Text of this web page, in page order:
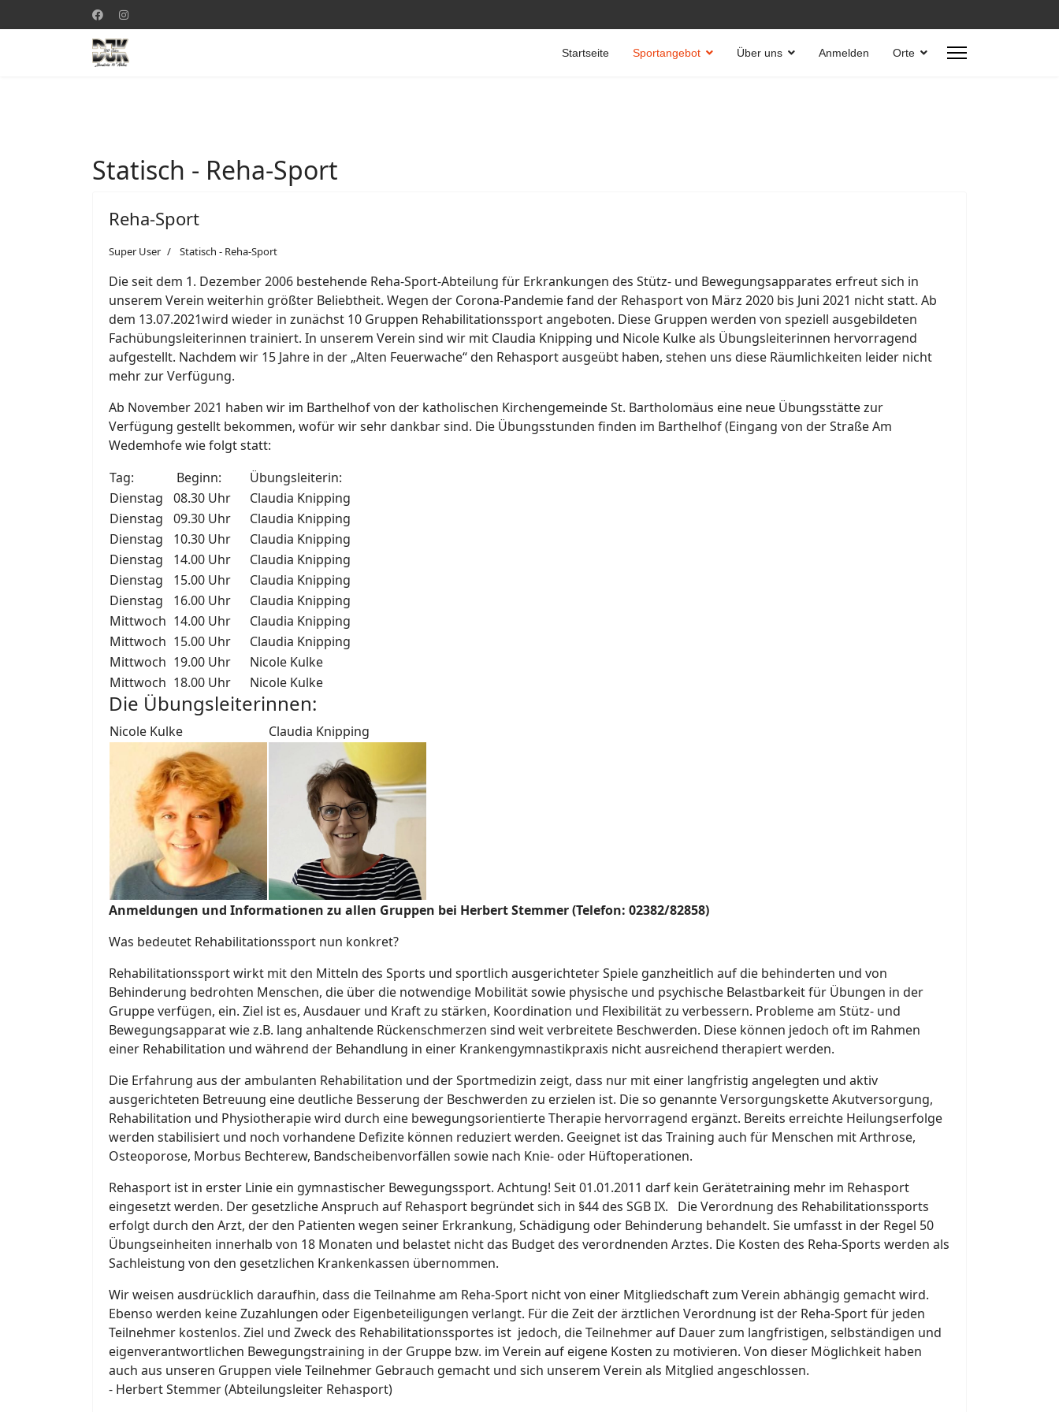
Startseite Sportangebot Über uns Anmelden Orte
Statisch - Reha-Sport
Reha-Sport
Super User Statisch - Reha-Sport
Die seit dem 1. Dezember 2006 bestehende Reha-Sport-Abteilung für Erkrankungen des Stütz- und Bewegungsapparates erfreut sich in
unserem Verein weiterhin größter Beliebtheit. Wegen der Corona-Pandemie fand der Rehasport von März 2020 bis Juni 2021 nicht statt. Ab
dem 13.07.2021wird wieder in zunächst 10 Gruppen Rehabilitationssport angeboten. Diese Gruppen werden von speziell ausgebildeten
Fachübungsleiterinnen trainiert. In unserem Verein sind wir mit Claudia Knipping und Nicole Kulke als Übungsleiterinnen hervorragend
aufgestellt. Nachdem wir 15 Jahre in der „Alten Feuerwache“ den Rehasport ausgeübt haben, stehen uns diese Räumlichkeiten leider nicht
mehr zur Verfügung.
Ab November 2021 haben wir im Barthelhof von der katholischen Kirchengemeinde St. Bartholomäus eine neue Übungsstätte zur
Verfügung gestellt bekommen, wofür wir sehr dankbar sind. Die Übungsstunden finden im Barthelhof (Eingang von der Straße Am
Wedemhofe wie folgt statt:
Tag:
Beginn:
Übungsleiterin:
Dienstag
08.30 Uhr
Claudia Knipping
Dienstag
09.30 Uhr
Claudia Knipping
Dienstag
10.30 Uhr
Claudia Knipping
Dienstag
14.00 Uhr
Claudia Knipping
Dienstag
15.00 Uhr
Claudia Knipping
Dienstag
16.00 Uhr
Claudia Knipping
Mittwoch 14.00 Uhr
Claudia Knipping
Mittwoch 15.00 Uhr
Claudia Knipping
Mittwoch 19.00 Uhr
Nicole Kulke
Mittwoch 18.00 Uhr Nicole Kulke
Die Übungsleiterinnen:
Nicole Kulke Claudia Knipping
Anmeldungen und Informationen zu allen Gruppen bei Herbert Stemmer (Telefon: 02382/82858)
Was bedeutet Rehabilitationssport nun konkret?
Rehabilitationssport wirkt mit den Mitteln des Sports und sportlich ausgerichteter Spiele ganzheitlich auf die behinderten und von
Behinderung bedrohten Menschen, die über die notwendige Mobilität sowie physische und psychische Belastbarkeit für Übungen in der
Gruppe verfügen, ein. Ziel ist es, Ausdauer und Kraft zu stärken, Koordination und Flexibilität zu verbessern. Probleme am Stütz- und
Bewegungsapparat wie z.B. lang anhaltende Rückenschmerzen sind weit verbreitete Beschwerden. Diese können jedoch oft im Rahmen
einer Rehabilitation und während der Behandlung in einer Krankengymnastikpraxis nicht ausreichend therapiert werden.
Die Erfahrung aus der ambulanten Rehabilitation und der Sportmedizin zeigt, dass nur mit einer langfristig angelegten und aktiv
ausgerichteten Betreuung eine deutliche Besserung der Beschwerden zu erzielen ist. Die so genannte Versorgungskette Akutversorgung,
Rehabilitation und Physiotherapie wird durch eine bewegungsorientierte Therapie hervorragend ergänzt. Bereits erreichte Heilungserfolge
werden stabilisiert und noch vorhandene Defizite können reduziert werden. Geeignet ist das Training auch für Menschen mit Arthrose,
Osteoporose, Morbus Bechterew, Bandscheibenvorfällen sowie nach Knie- oder Hüftoperationen.
Rehasport ist in erster Linie ein gymnastischer Bewegungssport. Achtung! Seit 01.01.2011 darf kein Gerätetraining mehr im Rehasport
eingesetzt werden. Der gesetzliche Anspruch auf Rehasport begründet sich in §44 des SGB IX. Die Verordnung des Rehabilitationssports
erfolgt durch den Arzt, der den Patienten wegen seiner Erkrankung, Schädigung oder Behinderung behandelt. Sie umfasst in der Regel 50
Übungseinheiten innerhalb von 18 Monaten und belastet nicht das Budget des verordnenden Arztes. Die Kosten des Reha-Sports werden als
Sachleistung von den gesetzlichen Krankenkassen übernommen.
Wir weisen ausdrücklich daraufhin, dass die Teilnahme am Reha-Sport nicht von einer Mitgliedschaft zum Verein abhängig gemacht wird.
Ebenso werden keine Zuzahlungen oder Eigenbeteiligungen verlangt. Für die Zeit der ärztlichen Verordnung ist der Reha-Sport für jeden
Teilnehmer kostenlos. Ziel und Zweck des Rehabilitationssportes ist jedoch, die Teilnehmer auf Dauer zum langfristigen, selbständigen und
eigenverantwortlichen Bewegungstraining in der Gruppe bzw. im Verein auf eigene Kosten zu motivieren. Von dieser Möglichkeit haben
auch aus unseren Gruppen viele Teilnehmer Gebrauch gemacht und sich unserem Verein als Mitglied angeschlossen.
- Herbert Stemmer (Abteilungsleiter Rehasport)